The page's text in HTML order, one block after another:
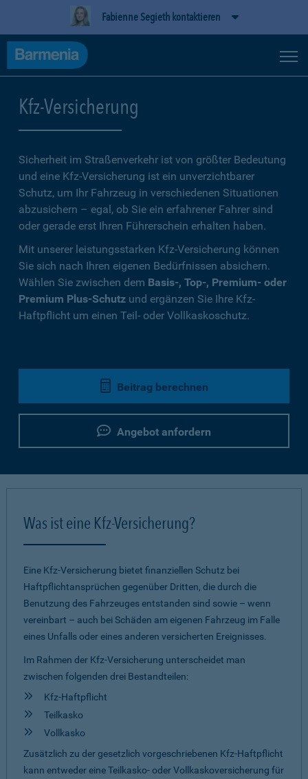
Fabienne Segieth kontaktieren
Kfz-Versicherung
Sicherheit im Straßenverkehr ist von größter Bedeutung
und eine Kfz-Versicherung ist ein unverzichtbarer
Schutz, um Ihr Fahrzeug in verschiedenen Situationen
abzusichern – egal, ob Sie ein erfahrener Fahrer sind
oder gerade erst Ihren Führerschein erhalten haben.
Mit unserer leistungsstarken Kfz-Versicherung können
Sie sich nach Ihren eigenen Bedürfnissen absichern.
Wählen Sie zwischen dem Basis-, Top-, Premium- oder
Premium Plus-Schutz und ergänzen Sie Ihre Kfz-
Haftpflicht um einen Teil- oder Vollkaskoschutz.
Beitrag berechnen
Angebot anfordern
Was ist eine Kfz-Versicherung?
Eine Kfz-Versicherung bietet finanziellen Schutz bei
Haftpflichtansprüchen gegenüber Dritten, die durch die
Benutzung des Fahrzeuges entstanden sind sowie – wenn
vereinbart – auch bei Schäden am eigenen Fahrzeug im Falle
eines Unfalls oder eines anderen versicherten Ereignisses.
Im Rahmen der Kfz-Versicherung unterscheidet man
zwischen folgenden drei Bestandteilen:
Kfz-Haftpflicht
Teilkasko
Vollkasko
Zusätzlich zu der gesetzlich vorgeschriebenen Kfz-Haftpflicht
kann entweder eine Teilkasko- oder Vollkaskoversicherung für